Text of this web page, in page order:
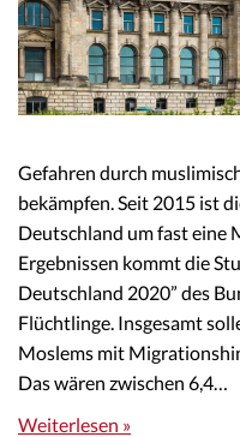
Gefahren durch
bekämpfen. Seit 2015 ist
Deutschland um fast eine
Ergebnissen kommt die
Deutschland 2020” des
Flüchtlinge. Insgesamt
Moslems mit
Das wären zwischen 6,4…
Weiterlesen »